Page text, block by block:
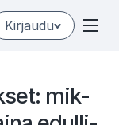
Kirjaudu
mik­